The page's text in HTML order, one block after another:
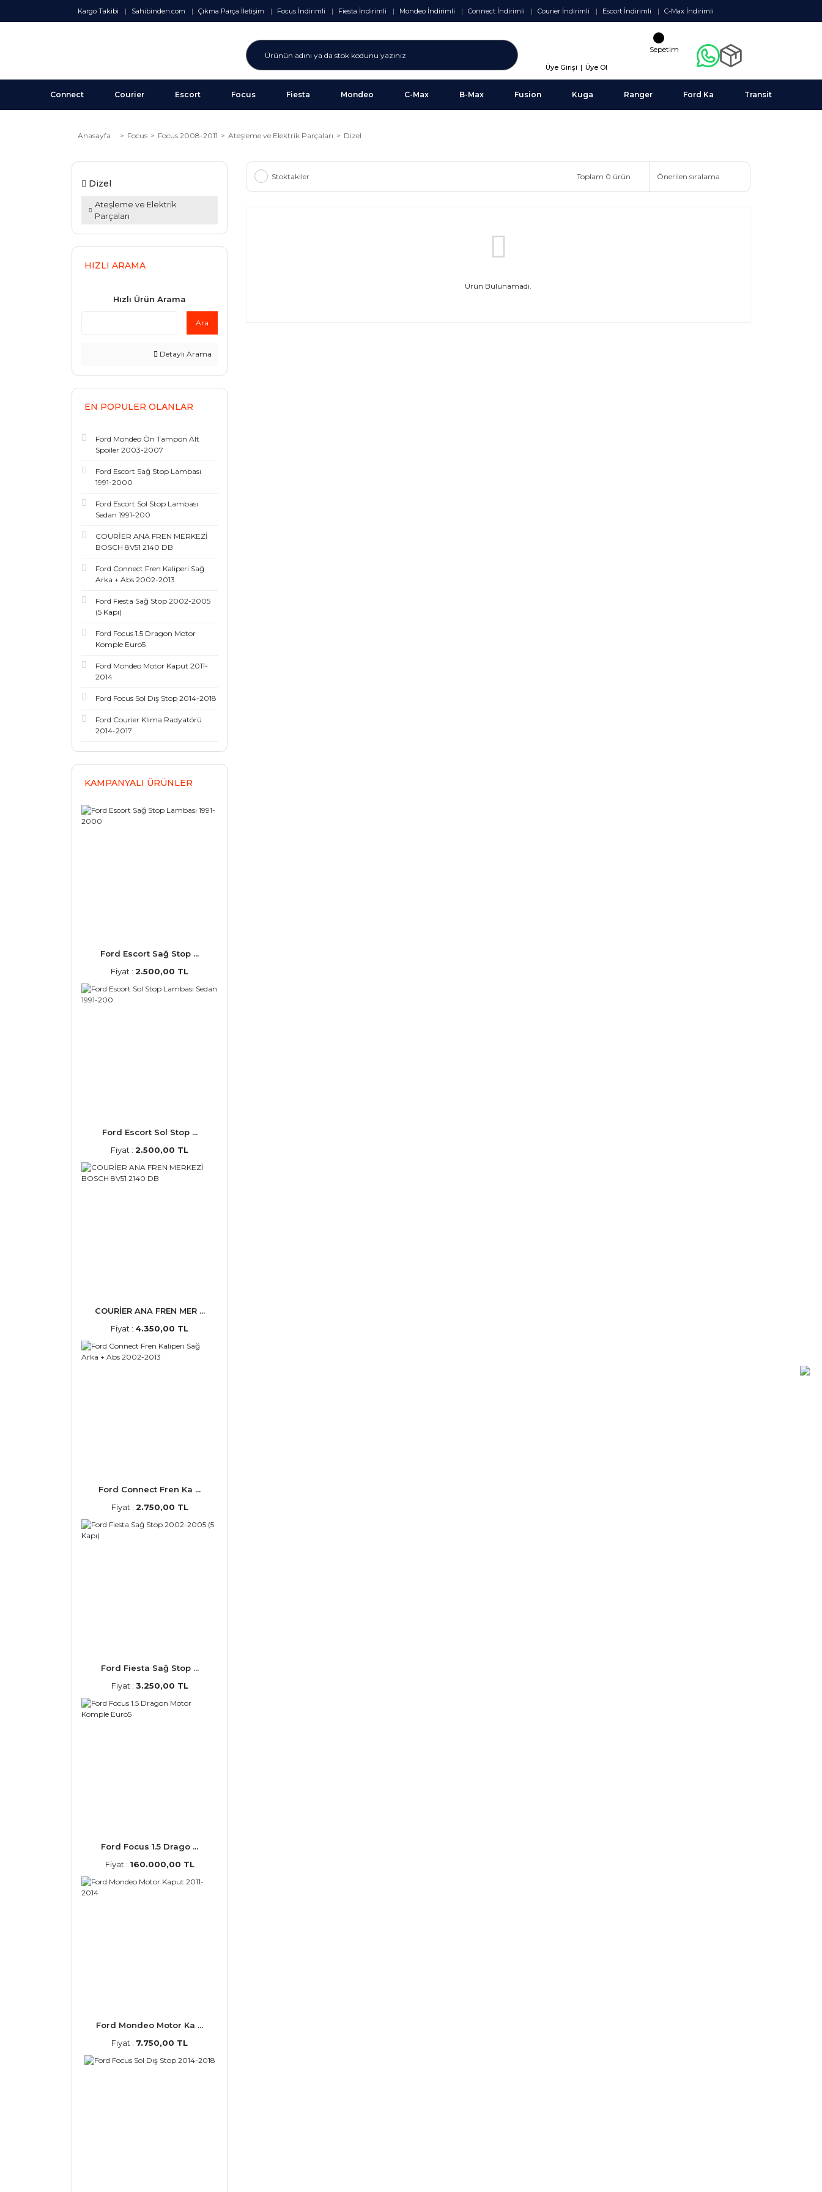
Kargo Takibi Sahibinden.com Çıkma Parça İletişim Focus İndirimli Fiesta İndirimli Mondeo İndirimli Connect İndirimli Courier İndirimli Escort İndirimli C-Max İndirimli
Üye Girişi | Üye Ol
Sepetim
Connect Courier Escort Focus Fiesta Mondeo C-Max B-Max Fusion Kuga Ranger Ford Ka Transit
Anasayfa Focus Focus 2008-2011 Ateşleme ve Elektrik Parçaları Dizel
Dizel
Ateşleme ve Elektrik
Parçaları
HIZLI ARAMA
Hızlı Ürün Arama
Ara
Detaylı Arama
EN POPULER OLANLAR
Ford Mondeo Ön Tampon Alt
Spoiler 2003-2007
Ford Escort Sağ Stop Lambası
1991-2000
Ford Escort Sol Stop Lambası
Sedan 1991-200
COURİER ANA FREN MERKEZİ
BOSCH 8V51 2140 DB
Ford Connect Fren Kaliperi Sağ
Arka + Abs 2002-2013
Ford Fiesta Sağ Stop 2002-2005
(5 Kapı)
Ford Focus 1.5 Dragon Motor
Komple Euro5
Ford Mondeo Motor Kaput 2011-
2014
Ford Focus Sol Dış Stop 2014-2018
Ford Courier Klima Radyatörü
2014-2017
KAMPANYALI ÜRÜNLER
Ford Escort Sağ Stop ...
Fiyat : 2.500,00 TL
Ford Escort Sol Stop ...
Fiyat : 2.500,00 TL
COURİER ANA FREN MER ...
Fiyat : 4.350,00 TL
Ford Connect Fren Ka ...
Fiyat : 2.750,00 TL
Ford Fiesta Sağ Stop ...
Fiyat : 3.250,00 TL
Ford Focus 1.5 Drago ...
Fiyat : 160.000,00 TL
Ford Mondeo Motor Ka ...
Fiyat : 7.750,00 TL
Stoktakiler Toplam 0 ürün
Ürün Bulunamadı.